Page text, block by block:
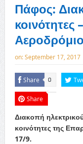
Πάφος:
κοινότητες
Αεροδρόμιο
on:September 17, 2017
Share 0
Share
Διακοπή
κοινότητες της
17/9.